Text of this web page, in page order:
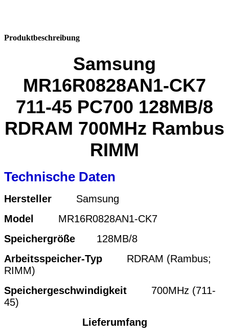
Produktbeschreibung
Samsung
MR16R0828AN1-CK7
711-45 PC700 128MB/8
RDRAM 700MHz Rambus
RIMM
Technische Daten
Hersteller
Samsung
Model
MR16R0828AN1-CK7
Speichergröße 128MB/8
Arbeitsspeicher-Typ
RDRAM (Rambus;
RIMM)
Speichergeschwindigkeit
700MHz (711-
45)
Lieferumfang